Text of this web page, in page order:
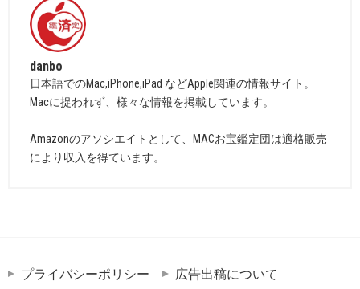
danbo
日本語でのMac,iPhone,iPad などApple関連の情報サイト。
Macに捉われず、様々な情報を掲載しています。
Amazonのアソシエイトとして、MACお宝鑑定団は適格販売
により収入を得ています。
プライバシーポリシー
広告出稿について